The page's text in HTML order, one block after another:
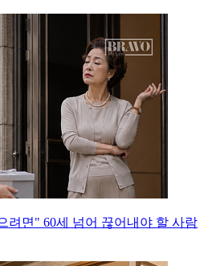
려면" 60세 넘어 끊어내야 할 사람